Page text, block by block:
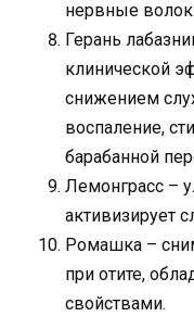
нервные
Герань
клинической
снижением
воспаление,
барабанной
Лемонграсс –
активизирует
Ромашка –
при отите,
свойствами.